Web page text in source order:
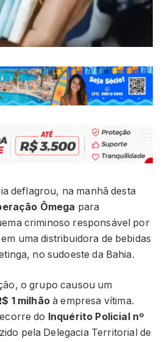
deflagrou, na manhã desta
Ômega para
criminoso responsável por
em uma distribuidora de bebidas
no sudoeste da Bahia.
o grupo causou um
1 milhãoà empresa vítima.
do Inquérito Policial nº
pela Delegacia Territorial de